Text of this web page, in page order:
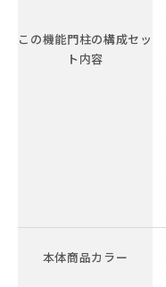
この機能門柱の構成セッ
ト内容
本体商品カラー